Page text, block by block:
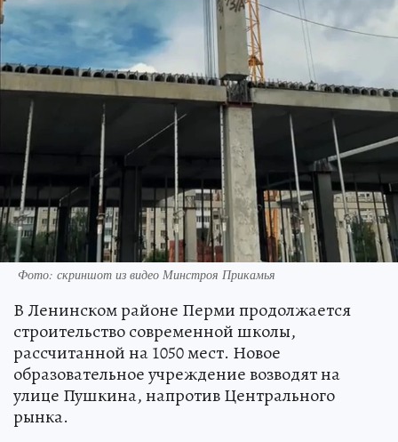
Фото: скриншот из видео Минстроя Прикамья
В Ленинском районе Перми продолжается
строительство современной школы,
рассчитанной на 1050 мест. Новое
образовательное учреждение возводят на
улице Пушкина, напротив Центрального
рынка.